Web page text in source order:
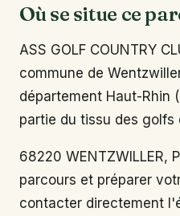
Où se situe ce
ASS GOLF COUNTRY
commune de
département Haut-Rhin
partie du tissu des golfs
68220 WENTZWILLER,
parcours et préparer
contacter directement